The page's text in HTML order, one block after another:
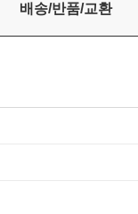
배송/반품/교환